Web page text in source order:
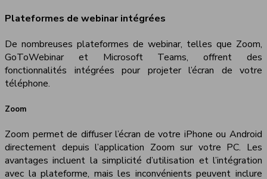
Plateformes de webinar intégrées
De nombreuses plateformes de webinar, telles que Zoom,
GoToWebinar et Microsoft Teams, offrent des
fonctionnalités intégrées pour projeter l’écran de votre
téléphone.
Zoom
Zoom permet de diffuser l’écran de votre iPhone ou Android
directement depuis l’application Zoom sur votre PC. Les
avantages incluent la simplicité d’utilisation et l’intégration
avec la plateforme, mais les inconvénients peuvent inclure